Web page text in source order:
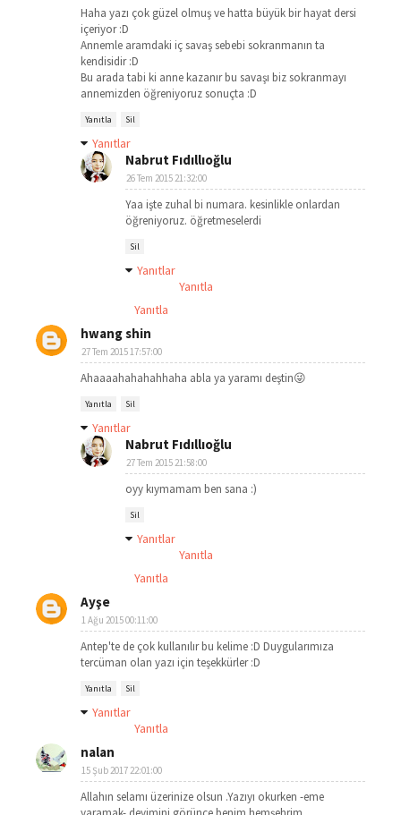
Haha yazı çok güzel olmuş ve hatta büyük bir hayat dersi
içeriyor :D
Annemle aramdaki iç savaş sebebi sokranmanın ta
kendisidir :D
Bu arada tabi ki anne kazanır bu savaşı biz sokranmayı
annemizden öğreniyoruz sonuçta :D
Yanıtla Sil
Yanıtlar
Nabrut Fıdıllıoğlu
26 Tem 2015 21:32:00
Yaa işte zuhal bi numara. kesinlikle onlardan
öğreniyoruz. öğretmeselerdi
Sil
Yanıtlar
Yanıtla
Yanıtla
hwang shin
27 Tem 2015 17:57:00
Ahaaaahahahahhaha abla ya yaramı deştin😜
Yanıtla Sil
Yanıtlar
Nabrut Fıdıllıoğlu
27 Tem 2015 21:58:00
oyy kıymamam ben sana :)
Sil
Yanıtlar
Yanıtla
Yanıtla
Ayşe
1 Ağu 2015 00:11:00
Antep'te de çok kullanılır bu kelime :D Duygularımıza
tercüman olan yazı için teşekkürler :D
Yanıtla Sil
Yanıtlar
Yanıtla
nalan
15 Şub 2017 22:01:00
Allahın selamı üzerinize olsun .Yazıyı okurken -eme